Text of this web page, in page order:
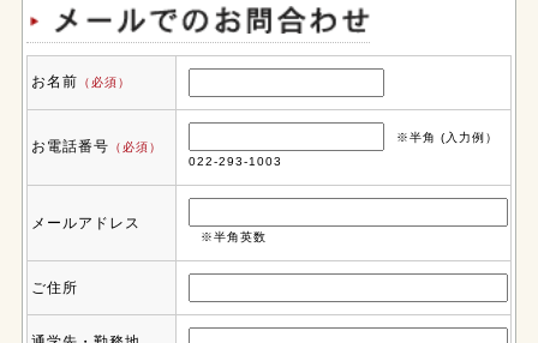
お名前 （必須）
お電話番号 （必須）
※半角 (入力例）
022-293-1003
メールアドレス
※半角英数
ご住所